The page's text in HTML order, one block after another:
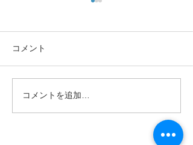
コメント
コメントを追加…